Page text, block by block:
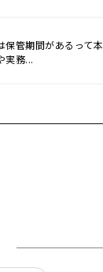
保管期間があるって本
実務...